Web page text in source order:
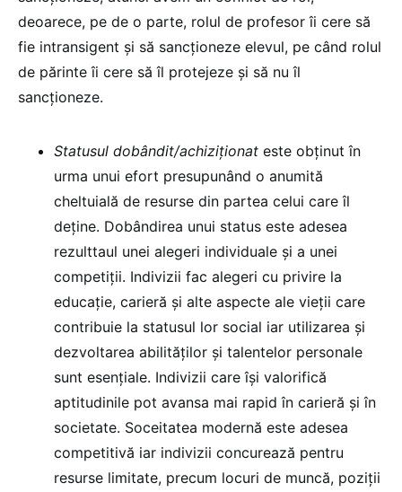
deoarece, pe de o parte, rolul de profesor îi cere să
fie intransigent și să sancționeze elevul, pe când rolul
de părinte îi cere să îl protejeze și să nu îl
sancționeze.
Statusul dobândit/achiziționat este obținut în
urma unui efort presupunând o anumită
cheltuială de resurse din partea celui care îl
deține. Dobândirea unui status este adesea
rezulttaul unei alegeri individuale și a unei
competiții. Indivizii fac alegeri cu privire la
educație, carieră și alte aspecte ale vieții care
contribuie la statusul lor social iar utilizarea și
dezvoltarea abilităților și talentelor personale
sunt esențiale. Indivizii care își valorifică
aptitudinile pot avansa mai rapid în carieră și în
societate. Soceitatea modernă este adesea
competitivă iar indivizii concurează pentru
resurse limitate, precum locuri de muncă, poziții